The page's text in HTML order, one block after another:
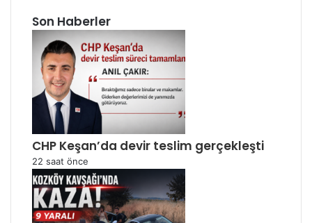
Son Haberler
CHP Keşan’da devir teslim gerçekleşti
22 saat önce